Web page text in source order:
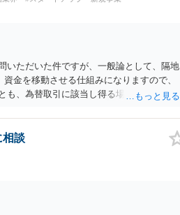
いただいた件ですが、一般論として、隔地
金を移動させる仕組みになりますので、
も、為替取引に該当し得る場合であって
金の流れだけで判断することはできず、
してどのように位置付けられるのか、利
必要があります。 そのため、現在検討さ
、また、該当する場合にどのようなサー
運用できるかについては、具体的なサー
とをお勧めいたします。
相談